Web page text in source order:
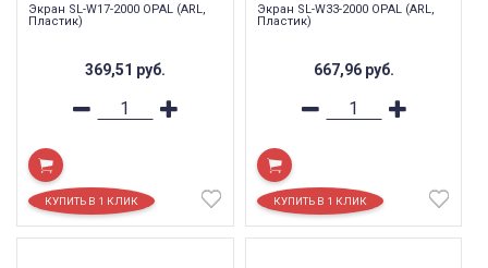
Экран SL-W17-2000 OPAL (ARL,
Пластик)
369,51 руб.
Экран SL-W33-2000 OPAL (ARL,
Пластик)
667,96 руб.